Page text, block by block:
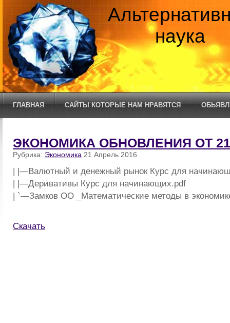
наука
ГЛАВНАЯ САЙТЫ КОТОРЫЕ НАМ НРАВЯТСЯ
ЭКОНОМИКА ОБНОВЛЕНИЯ ОТ
Рубрика: Экономика 21 Апрель 2016
| |—Валютный и денежный рынок Курс для
| |—Деривативы Курс для начинающих.pdf
| `—Замков ОО _Математические методы в
Скачать